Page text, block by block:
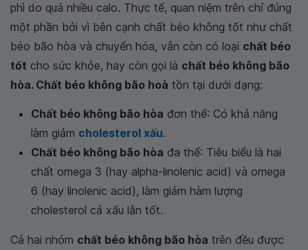
phì do quá nhiều calo. Thực tế, quan niệm trên chỉ đúng
một phần bởi vì bên cạnh chất béo không tốt như chất
béo bão hòa và chuyển hóa, vẫn còn có loại chất béo
tốt cho sức khỏe, hay còn gọi là chất béo không bão
hòa. Chất béo không bão hoà tồn tại dưới dạng:
Chất béo không bão hòa đơn thể: Có khả năng
làm giảm cholesterol xấu.
Chất béo không bão hòa đa thể: Tiêu biểu là hai
chất omega 3 (hay alpha-linolenic acid) và omega
6 (hay linolenic acid), làm giảm hàm lượng
cholesterol cả xấu lẫn tốt.
Cả hai nhóm chất béo không bão hòa trên đều được